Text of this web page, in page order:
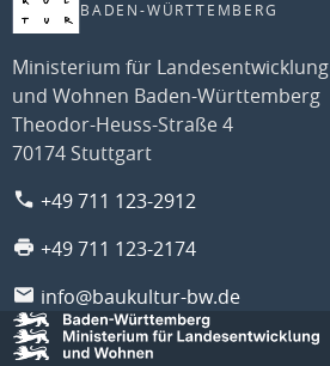
BADEN-WÜRTTEMBERG
Ministerium für Landesentwicklung
und Wohnen Baden-Württemberg
Theodor-Heuss-Straße 4
70174 Stuttgart
+49 711 123-2912
+49 711 123-2174
info@baukultur-bw.de